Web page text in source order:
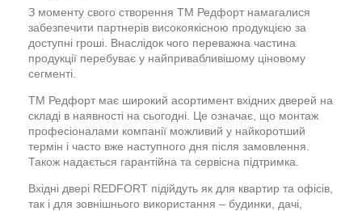
З моменту свого створення ТМ Редфорт намагалися
забезпечити партнерів високоякісною продукцією за
доступні гроші. Внаслідок чого переважна частина
продукції перебуває у найпривабливішому ціновому
сегменті.
ТМ Редфорт має широкий асортимент вхідних дверей на
складі в наявності на сьогодні. Це означає, що монтаж
професіоналами компанії можливий у найкоротший
термін і часто вже наступного дня після замовлення.
Також надається гарантійна та сервісна підтримка.
Вхідні двері REDFORT підійдуть як для квартир та офісів,
так і для зовнішнього використання – будинки, дачі,